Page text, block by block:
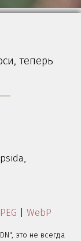
теперь
WebP
это не всегда